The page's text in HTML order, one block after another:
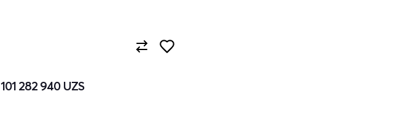
101 282 940 UZS